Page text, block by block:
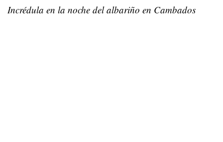
Incrédula en la noche del albariño en Cambados